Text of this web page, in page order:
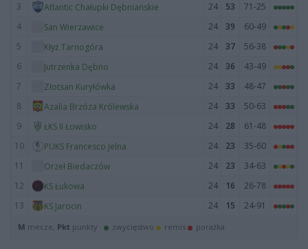
3
Atlantic Chałupki Dębniańskie 24 53
71-25
4
San Wierzawice 24 39
60-49
5
Kłyż Tarnogóra 24 37
56-38
6
Jutrzenka Dębno 24 36
43-49
7
Złotsan Kuryłówka 24 33
48-47
8
Azalia Brzóza Królewska 24 33
50-63
9
ŁKS II Łowisko 24 28
61-48
10
PUKS Francesco Jelna 24 23
35-60
11
Orzeł Biedaczów 24 23
34-63
12
KS Łukowa 24 16
26-78
13
KS Jarocin 24 15 24-91
M mecze, Pkt punkty · zwycięstwo remis porażka